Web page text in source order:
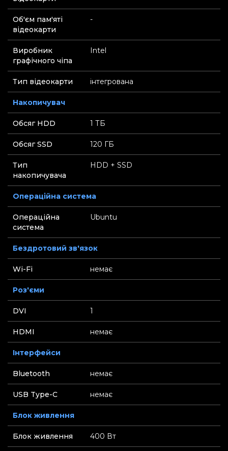
Об'єм пам'яті
відеокарти
-
Виробник
графічного чіпа
Intel
Тип відеокарти інтегрована
Накопичувач
Обсяг HDD 1 ТБ
Обсяг SSD 120 ГБ
Тип
накопичувача
HDD + SSD
Операційна система
Операційна
система
Ubuntu
Бездротовий зв'язок
Wi-Fi немає
Роз'єми
DVI 1
HDMI немає
Інтерфейси
Bluetooth немає
USB Type-C немає
Блок живлення
Блок живлення 400 Вт